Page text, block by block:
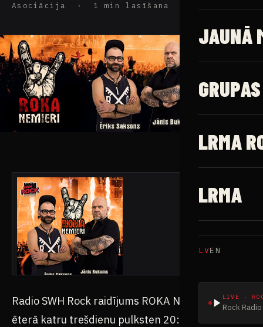
JAUNĀ
GRUPAS
LRMA
LRMA
LVEN
LIVE ·
Rock
Asociācija · 1 min lasīšana
Radio SWH Rock raidījums ROKA NEMIERI radio
ēterā katru trešdienu pulksten 20:00.